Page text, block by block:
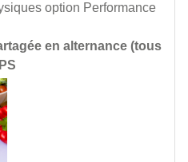
option Performance
en alternance (tous